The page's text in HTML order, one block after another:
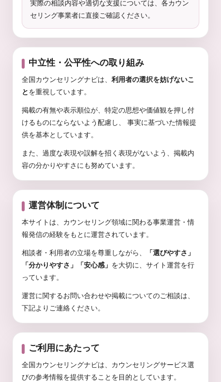
実際の相談内容や適切な支援については、各カウン
セリング事業者に直接ご確認ください。
中立性・公平性への取り組み
全国カウンセリングナビは、 利用者の選択を妨げないこ
とを重視しています。
掲載の有無や表示順位が、特定の思想や価値観を押し付
けるものにならないよう配慮し、 事実に基づいた情報提
供を基本としています。
また、過度な表現や誤解を招く表現がないよう、掲載内
容の分かりやすさにも努めています。
運営体制について
本サイトは、カウンセリング領域に関わる事業運営・情
報発信の経験をもとに運営されています。
相談者・利用者の立場を尊重しながら、
「選びやすさ」
「分かりやすさ」「安心感」 を大切に、サイト運営を行
っています。
運営に関するお問い合わせや掲載についてのご相談は、
下記よりご連絡ください。
ご利用にあたって
全国カウンセリングナビは、カウンセリングサービス選
びの参考情報を提供することを目的としています。